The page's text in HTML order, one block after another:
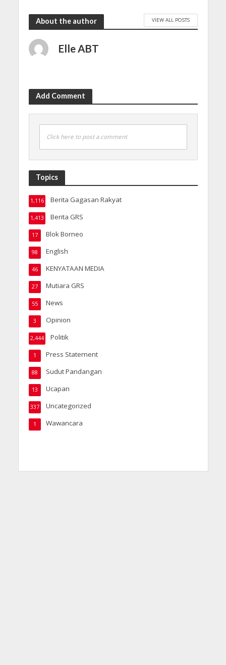
About the author VIEW ALL POSTS
Elle ABT
Add Comment
Click here to post a comment
Topics
Berita Gagasan Rakyat
1,116
Berita GRS
1,413
Blok Borneo
17
English
98
KENYATAAN MEDIA
46
Mutiara GRS
27
News
55
Opinion
3
Politik
2,444
Press Statement
1
Sudut Pandangan
88
Ucapan
13
Uncategorized
337
Wawancara
1